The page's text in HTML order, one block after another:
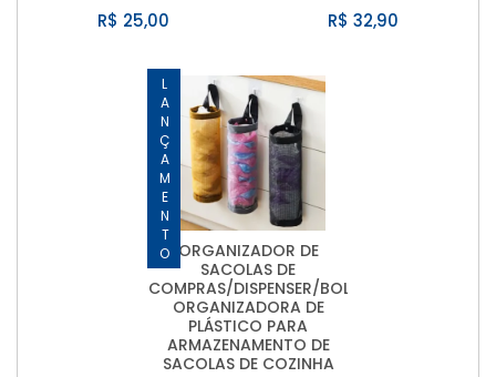
R$ 25,00 R$ 32,90
LANÇAMENTO ORGANIZADOR DE
SACOLAS DE
COMPRAS/DISPENSER/BOLSA
ORGANIZADORA DE
PLÁSTICO PARA
ARMAZENAMENTO DE
SACOLAS DE COZINHA